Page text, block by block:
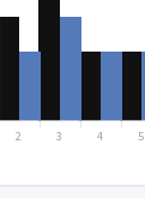
2 3 4 5